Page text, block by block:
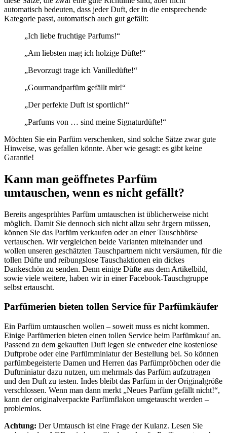
automatisch bedeuten, dass jeder Duft, der in die entsprechende
Kategorie passt, automatisch auch gut gefällt:
„Ich liebe fruchtige Parfums!“
„Am liebsten mag ich holzige Düfte!“
„Bevorzugt trage ich Vanilledüfte!“
„Gourmandparfüm gefällt mir!“
„Der perfekte Duft ist sportlich!“
„Parfums von … sind meine Signaturdüfte!“
Möchten Sie ein Parfüm verschenken, sind solche Sätze zwar gute
Hinweise, was gefallen könnte. Aber wie gesagt: es gibt keine
Garantie!
Kann man geöffnetes Parfüm
umtauschen, wenn es nicht gefällt?
Bereits angesprühtes Parfüm umtauschen ist üblicherweise nicht
möglich. Damit Sie dennoch sich nicht allzu sehr ärgern müssen,
können Sie das Parfüm verkaufen oder an einer Tauschbörse
vertauschen. Wir vergleichen beide Varianten miteinander und
wollen unseren geschätzten Tauschpartnern nicht versäumen, für die
tollen Düfte und reibungslose Tauschaktionen ein dickes
Dankeschön zu senden. Denn einige Düfte aus dem Artikelbild,
sowie viele weitere, haben wir in einer Facebook-Tauschgruppe
selbst ertauscht.
Parfümerien bieten tollen Service für Parfümkäufer
Ein Parfüm umtauschen wollen – soweit muss es nicht kommen.
Einige Parfümerien bieten einen tollen Service beim Parfümkauf an.
Passend zu dem gekauften Duft legen sie entweder eine kostenlose
Duftprobe oder eine Parfümminiatur der Bestellung bei. So können
parfümbegeisterte Damen und Herren das Parfümpröbchen oder die
Duftminiatur dazu nutzen, um mehrmals das Parfüm aufzutragen
und den Duft zu testen. Indes bleibt das Parfüm in der Originalgröße
verschlossen. Wenn man dann merkt „Neues Parfüm gefällt nicht!“,
kann der originalverpackte Parfümflakon umgetauscht werden –
problemlos.
Achtung: Der Umtausch ist eine Frage der Kulanz. Lesen Sie